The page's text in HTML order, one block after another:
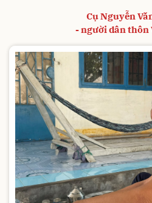
Cụ Nguyễn
- người dân thôn